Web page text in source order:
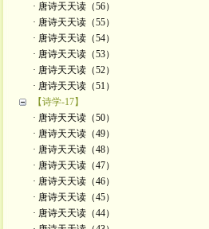
· 唐诗天天读（56）
· 唐诗天天读（55）
· 唐诗天天读（54）
· 唐诗天天读（53）
· 唐诗天天读（52）
· 唐诗天天读（51）
【诗学-17】
· 唐诗天天读（50）
· 唐诗天天读（49）
· 唐诗天天读（48）
· 唐诗天天读（47）
· 唐诗天天读（46）
· 唐诗天天读（45）
· 唐诗天天读（44）